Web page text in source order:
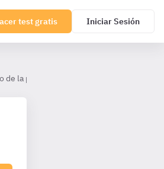
test gratis Iniciar Sesión
de la potestad normativa